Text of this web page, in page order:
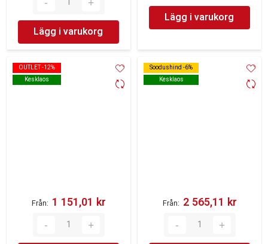
Lägg i varukorg
Lägg i varukorg
OUTLET -12%
Kesklaos
OUTLET -12%
Kesklaos
Från 1 151,01 kr‎
Soodushind -6%
Kesklaos
Soodushind -6%
Kesklaos
Från 2 565,11 kr‎